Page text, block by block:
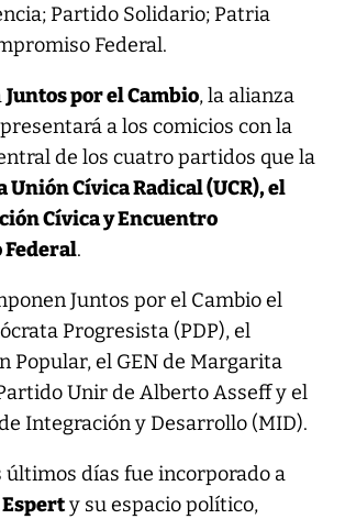
Partido Solidario; Patria
Federal.
Juntos por el Cambio, la alianza
a los comicios con la
de los cuatro partidos que la
Unión Cívica Radical (UCR), el
Cívica y Encuentro
Federal.
Juntos por el Cambio el
Progresista (PDP), el
Popular, el GEN de Margarita
Unir de Alberto Asseff y el
Integración y Desarrollo (MID).
últimos días fue incorporado a
Esperty su espacio político,